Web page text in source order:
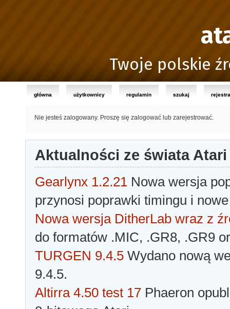
Twoje polskie
główna użytkownicy regulamin szukaj
Nie jesteś zalogowany. Proszę się zalogować lub zarejestrować.
Aktualności ze świata Atari
Gearlynx 1.2.21 Nowa wersja
przynosi poprawki timingu i
Nowa wersja DitherLab wraz z
do formatów .MIC, .GR8, .GR9
TURGEN 9.4.5 Wydano nową
9.4.5.
Altirra 4.50 test 17 Phaeron